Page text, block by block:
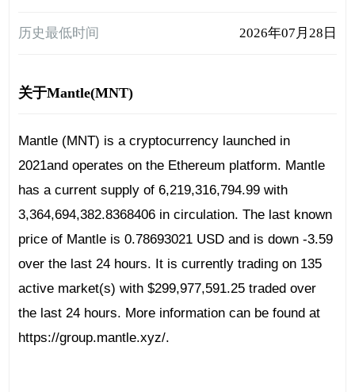
历史最低时间 2026年07月28日
关于Mantle(MNT)
Mantle (MNT) is a cryptocurrency launched in
2021and operates on the Ethereum platform. Mantle
has a current supply of 6,219,316,794.99 with
3,364,694,382.8368406 in circulation. The last known
price of Mantle is 0.78693021 USD and is down -3.59
over the last 24 hours. It is currently trading on 135
active market(s) with $299,977,591.25 traded over
the last 24 hours. More information can be found at
https://group.mantle.xyz/.